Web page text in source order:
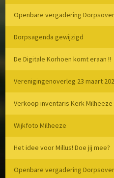
Openbare vergadering
Dorpsagenda gewijzigd
De Digitale Korhoen komt eraan !!
Verenigingenoverleg 23 maart
Verkoop inventaris Kerk Milheeze
Wijkfoto Milheeze
Het idee voor Millus! Doe jij mee?
Openbare vergadering